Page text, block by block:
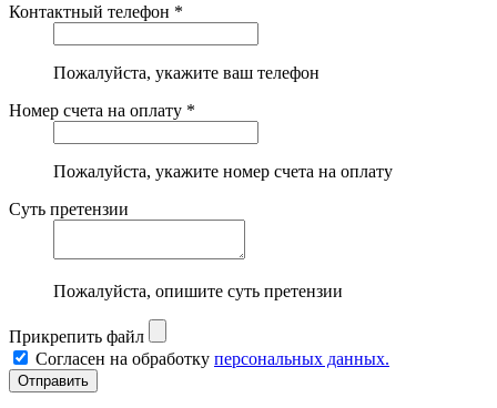
Контактный телефон *
Пожалуйста, укажите ваш телефон
Номер счета на оплату *
Пожалуйста, укажите номер счета на оплату
Суть претензии
Пожалуйста, опишите суть претензии
Прикрепить файл
Согласен на обработку персональных данных.